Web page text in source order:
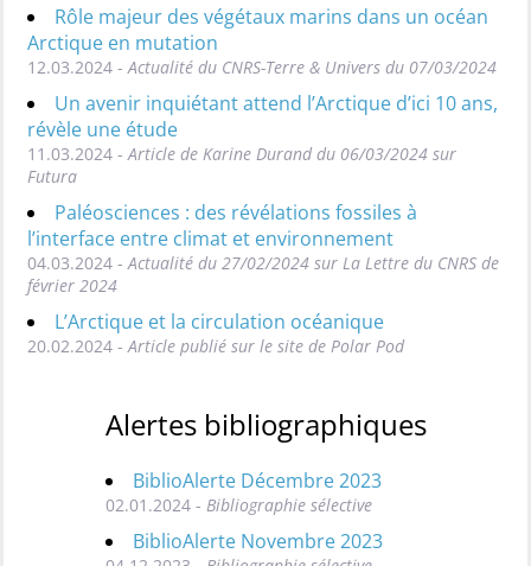
Rôle majeur des végétaux marins dans un océan
Arctique en mutation
12.03.2024 - Actualité du CNRS-Terre & Univers du 07/03/2024
Un avenir inquiétant attend l’Arctique d’ici 10 ans,
révèle une étude
11.03.2024 - Article de Karine Durand du 06/03/2024 sur
Futura
Paléosciences : des révélations fossiles à
l’interface entre climat et environnement
04.03.2024 - Actualité du 27/02/2024 sur La Lettre du CNRS de
février 2024
L’Arctique et la circulation océanique
20.02.2024 - Article publié sur le site de Polar Pod
Alertes bibliographiques
BiblioAlerte Décembre 2023
02.01.2024 - Bibliographie sélective
BiblioAlerte Novembre 2023